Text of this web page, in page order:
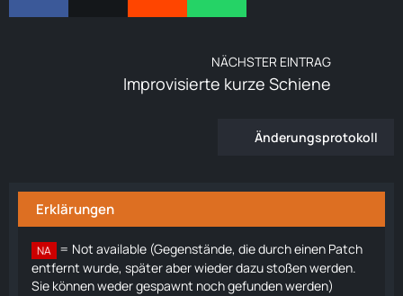
NÄCHSTER EINTRAG
Improvisierte kurze Schiene
Änderungsprotokoll
Erklärungen
NA = Not available (Gegenstände, die durch einen Patch
entfernt wurde, später aber wieder dazu stoßen werden.
Sie können weder gespawnt noch gefunden werden)